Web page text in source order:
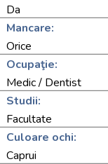
Da
Mancare:
Orice
Ocupaţie:
Medic / Dentist
Studii:
Facultate
Culoare ochi:
Caprui